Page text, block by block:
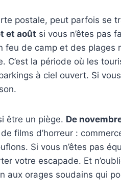
postale, peut parfois se
et août si vous n’êtes pas
feu de camp et des plages
C’est la période où les
à ciel ouvert. Si
être un piège. De
films d’horreur :
Si vous n’êtes pas
votre escapade. Et
aux orages soudains qui